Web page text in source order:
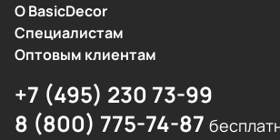
О BasicDecor
Cпециалистам
Оптовым клиентам
+7 (495) 230 73-99
8 (800) 775-74-87